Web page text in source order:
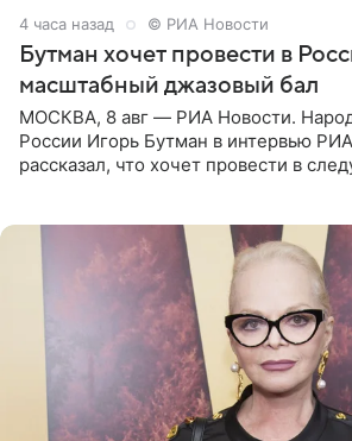
4 часа назад © РИА Новости
Бутман хочет провести в
масштабный джазовый бал
МОСКВА, 8 авг — РИА Новости.
России Игорь Бутман в интервью
рассказал, что хочет провести в